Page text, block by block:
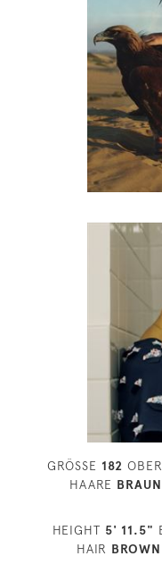
GRÖSSE 182
HAARE BRAUN
HEIGHT 5' 11.5"
HAIR BROWN